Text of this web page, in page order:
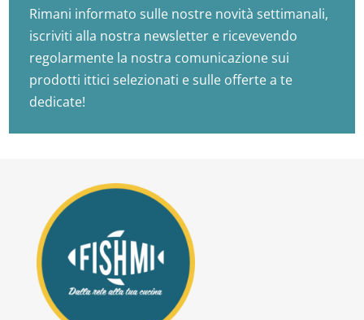
Rimani informato sulle nostre novità settimanali,
iscriviti alla nostra newsletter e ricevevendo
regolarmente la nostra comunicazione sui
prodotti ittici selezionati e sulle offerte a te
dedicate!